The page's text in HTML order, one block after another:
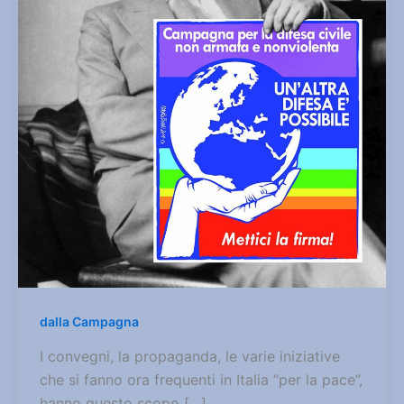
dalla Campagna
I convegni, la propaganda, le varie iniziative
che si fanno ora frequenti in Italia “per la pace”,